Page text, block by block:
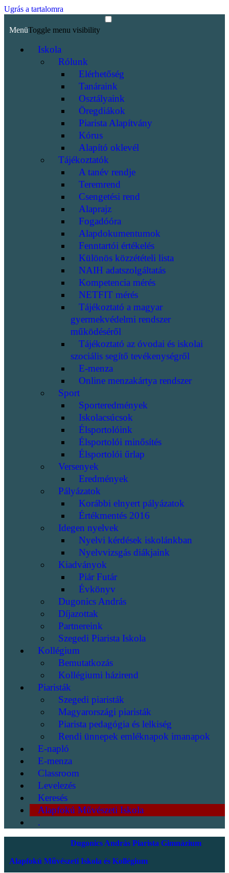
Ugrás a tartalomra
MenüToggle menu visibility
Iskola
Rólunk
Elérhetőség
Tanáraink
Osztályaink
Öregdiákok
Piarista Alapítvány
Kórus
Alapító oklevél
Tájékoztatók
A tanév rendje
Teremrend
Csengetési rend
Alaprajz
Fogadóóra
Alapdokumentumok
Fenntartói értékelés
Különös közzétételi lista
NAIH adatszolgáltatás
Kompetencia mérés
NETFIT mérés
Tájékoztató a magyar
gyermekvédelmi rendszer
működéséről
Tájékoztató az óvodai és iskolai
szociális segítő tevékenységről
E-menza
Online menzakártya rendszer
Sport
Sporteredmények
Iskolacsúcsok
Élsportolóink
Élsportolói minősítés
Élsportolói űrlap
Versenyek
Eredmények
Pályázatok
Korábbi elnyert pályázatok
Értékmentés 2016
Idegen nyelvek
Nyelvi kérdések iskolánkban
Nyelvvizsgás diákjaink
Kiadványok
Piár Futár
Évkönyv
Dugonics András
Díjazottak
Partnereink
Szegedi Piarista Iskola
Kollégium
Bemutatkozás
Kollégiumi házirend
Piaristák
Szegedi piaristák
Magyarországi piaristák
Piarista pedagógia és lelkiség
Rendi ünnepek emléknapok imanapok
E-napló
E-menza
Classroom
Levelezés
Keresés
Alapfokú Művészeti Iskola
.
Dugonics András Piarista Gimnázium
Alapfokú Művészeti Iskola és Kollégium